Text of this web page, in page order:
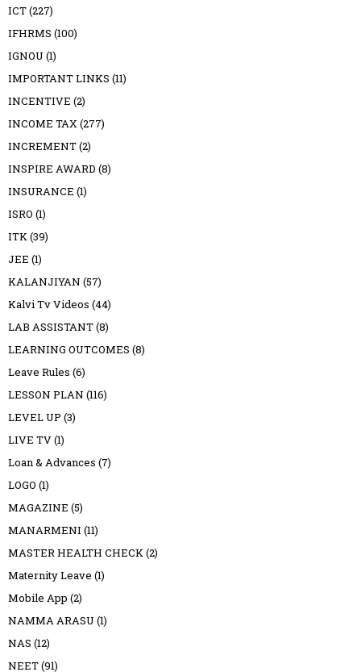
ICT(227)
IFHRMS (100)
IGNOU (1)
IMPORTANT LINKS (11)
INCENTIVE (2)
INCOME TAX(277)
INCREMENT(2)
INSPIRE AWARD (8)
INSURANCE (1)
ISRO (1)
ITK(39)
JEE (1)
KALANJIYAN (57)
Kalvi Tv Videos (44)
LAB ASSISTANT(8)
LEARNING OUTCOMES (8)
Leave Rules (6)
LESSON PLAN (116)
LEVEL UP (3)
LIVE TV(1)
Loan & Advances (7)
LOGO (1)
MAGAZINE (5)
MANARMENI (11)
MASTER HEALTH CHECK(2)
Maternity Leave (1)
Mobile App (2)
NAMMA ARASU (1)
NAS (12)
NEET(91)